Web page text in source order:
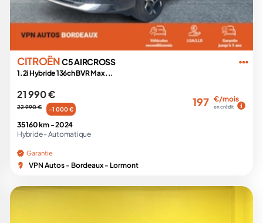
CITROËNC5 AIRCROSS
1.2i Hybride 136ch BVR Max...
21 990 €
22 990 € -1 000 €
197 €/mois
en crédit
35 160 km -2024
Hybride - Automatique
Garantie
VPN Autos - Bordeaux - Lormont